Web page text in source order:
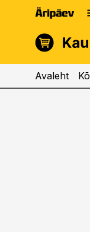
Avaleht